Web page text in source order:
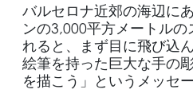
バルセロナ近郊の海辺に
ンの3,000平方メートルの
れると、まず目に飛び込
絵筆を持った巨大な手の
を描こう」というメッセー